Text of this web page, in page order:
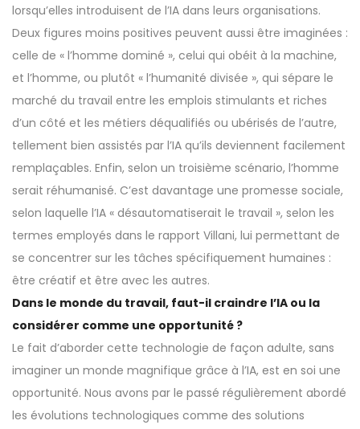
lorsqu’elles introduisent de l’IA dans leurs organisations.
Deux figures moins positives peuvent aussi être imaginées :
celle de « l’homme dominé », celui qui obéit à la machine,
et l’homme, ou plutôt « l’humanité divisée », qui sépare le
marché du travail entre les emplois stimulants et riches
d’un côté et les métiers déqualifiés ou ubérisés de l’autre,
tellement bien assistés par l’IA qu’ils deviennent facilement
remplaçables. Enfin, selon un troisième scénario, l’homme
serait réhumanisé. C’est davantage une promesse sociale,
selon laquelle l’IA « désautomatiserait le travail », selon les
termes employés dans le rapport Villani, lui permettant de
se concentrer sur les tâches spécifiquement humaines :
être créatif et être avec les autres.
Dans le monde du travail, faut-il craindre l’IA ou la
considérer comme une opportunité ?
Le fait d’aborder cette technologie de façon adulte, sans
imaginer un monde magnifique grâce à l’IA, est en soi une
opportunité. Nous avons par le passé régulièrement abordé
les évolutions technologiques comme des solutions